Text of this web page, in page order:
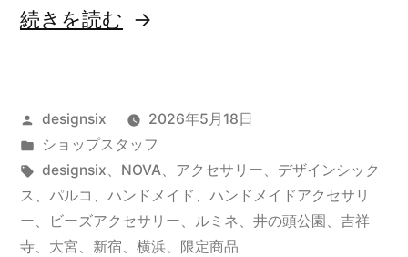
“店
定
NOVA
シ
リ
続きを読む
投
稿
者:
designsix
2026年5月18日
カ
テ
ゴ
リ
ー:
ショップスタッフ
タ
グ:
designsix、 NOVA、 アクセサリー、 デザインシック
ス 、 パルコ 、 ハンドメイド 、 ハンドメイドアクセサリ
ー、 ビーズアクセサリー、 ルミネ、 井の頭公園、 吉祥
寺、 大宮、 新宿、 横浜、 限定商品